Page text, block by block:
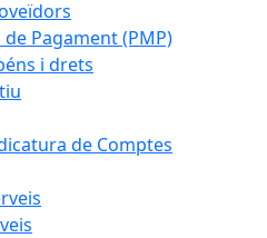
Pagament (PMP)
i drets
de Comptes